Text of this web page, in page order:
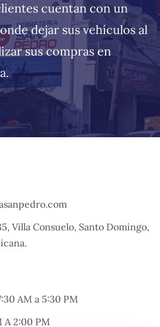
cuentan con un
dejar sus vehículos al
sus compras en
Villa Consuelo, Santo Domingo,
AM a 5:30 PM
A 2:00 PM